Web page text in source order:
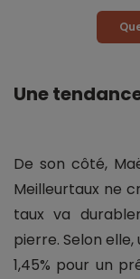
Une
De son côté,
Meilleurtaux ne
taux va
pierre. Selon elle,
1,45% pour un